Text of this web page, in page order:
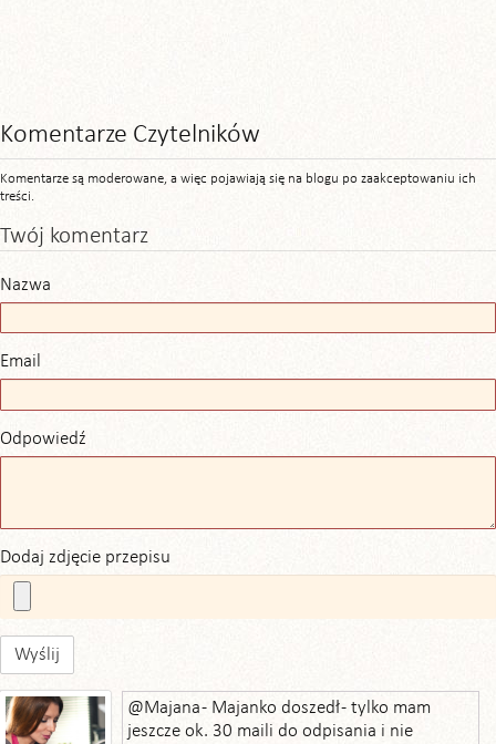
Komentarze Czytelników
Komentarze są moderowane, a więc pojawiają się na blogu po zaakceptowaniu ich
treści.
Twój komentarz
Nazwa
Email
Odpowiedź
Dodaj zdjęcie przepisu
Wyślij
@Majana - Majanko doszedł - tylko mam
jeszcze ok. 30 maili do odpisania i nie